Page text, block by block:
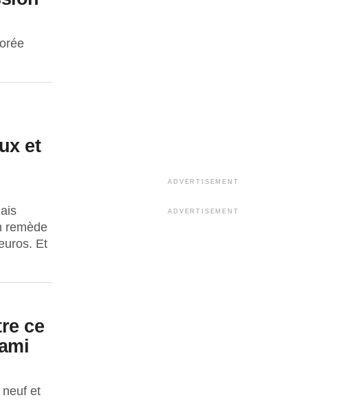
et
remède
Et
ce
et
ADVERTISEMENT
ADVERTISEMENT